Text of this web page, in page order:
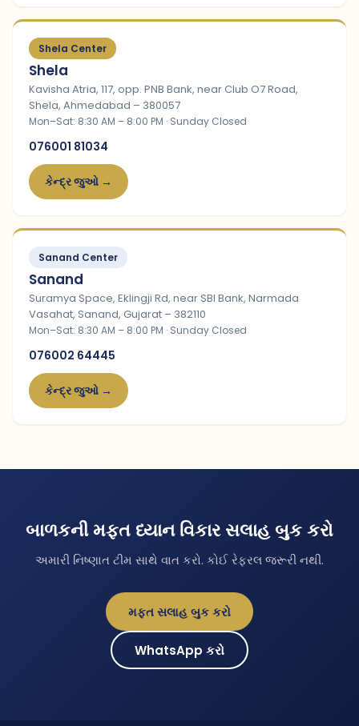
Shela Center
Shela
Kavisha Atria, 117, opp. PNB Bank, near Club O7 Road,
Shela, Ahmedabad – 380057
Mon–Sat: 8:30 AM – 8:00 PM · Sunday Closed
076001 81034
કેન્દ્ર જુઓ →
Sanand Center
Sanand
Suramya Space, Eklingji Rd, near SBI Bank, Narmada
Vasahat, Sanand, Gujarat – 382110
Mon–Sat: 8:30 AM – 8:00 PM · Sunday Closed
076002 64445
કેન્દ્ર જુઓ →
બાળકની મફત ધ્યાન વિકાર સલાહ બુક કરો
અમારી નિષ્ણાત ટીમ સાથે વાત કરો. કોઈ રેફરલ જરૂરી નથી.
મફત સલાહ બુક કરો
WhatsApp કરો